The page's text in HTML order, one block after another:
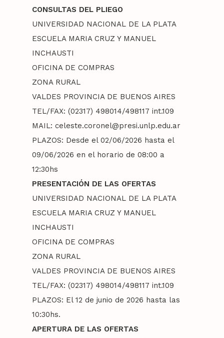
CONSULTAS DEL PLIEGO
UNIVERSIDAD NACIONAL DE LA PLATA
ESCUELA MARIA CRUZ Y MANUEL
INCHAUSTI
OFICINA DE COMPRAS
ZONA RURAL
VALDES PROVINCIA DE BUENOS AIRES
TEL/FAX: (02317) 498014/498117 int.109
MAIL: celeste.coronel@presi.unlp.edu.ar
PLAZOS: Desde el 02/06/2026 hasta el
09/06/2026 en el horario de 08:00 a
12:30hs
PRESENTACIÓN DE LAS OFERTAS
UNIVERSIDAD NACIONAL DE LA PLATA
ESCUELA MARIA CRUZ Y MANUEL
INCHAUSTI
OFICINA DE COMPRAS
ZONA RURAL
VALDES PROVINCIA DE BUENOS AIRES
TEL/FAX: (02317) 498014/498117 int.109
PLAZOS: El 12 de junio de 2026 hasta las
10:30hs.
APERTURA DE LAS OFERTAS
Historia
Institucional
Certificación ISO
Identidad Audiovisual
Licitaciones
Plan de estudios
Talleres optativos
Reglamentos y
Mesas de examen
Estudiantes
Torneos y
Actividades y TPDs
Egresados
Encuentros
Estudios Terciarios
Tecnicatura
Docentes
Inscripciones
Concursos
Evaluaciones
Cursos y
Reglamentaciones
Concursos y
Cursos y
Extensión
Investigación
Ensayos y
Comunidad
Charlas y Debates
Exposiciones y Ferias
Estación
Contacto
Campus